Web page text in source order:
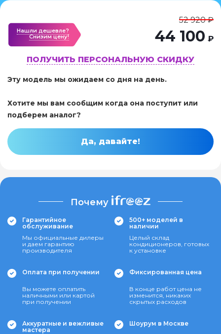
Нашли дешевле?
Cнизим цену!
52 920 ₽
44 100 ₽
ПОЛУЧИТЬ ПЕРСОНАЛЬНУЮ СКИДКУ
Эту модель мы ожидаем со дня на день.
Хотите мы вам сообщим когда она поступит или
подберем аналог?
Да, давайте!
Почему
Гарантийное
обслуживание
Мы официальные дилеры
и даем гарантию
производителя
500+ моделей в
наличии
Целый склад
кондиционеров, готовых
к установке
Оплата при получении
Вы можете оплатить
наличными или картой
при получении
Фиксированная цена
В конце работ цена не
изменится, никаких
скрытых расходов
Аккуратные и вежливые
мастера
Шоурум в Москве